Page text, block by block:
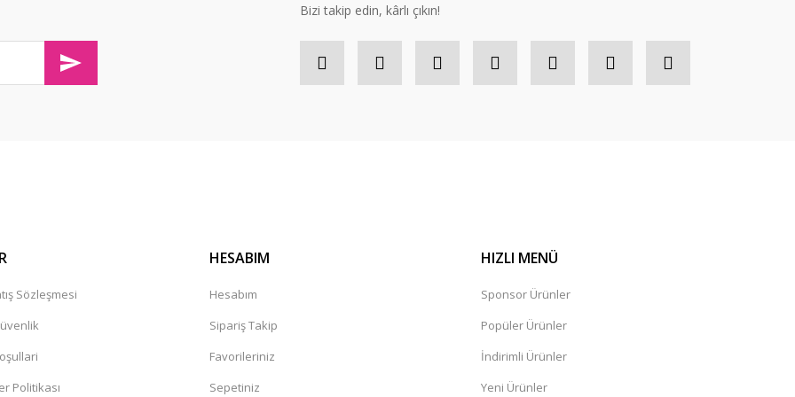
iletişim kurabileceğininiz
Bizi takip edin, kârlı çıkın!
Sözleşmesi
Politikası
HESABIM
Hesabım
Sipariş Takip
Favorileriniz
Sepetiniz
HIZLI MENÜ
Sponsor Ürünler
Popüler Ürünler
İndirimli Ürünler
Yeni Ürünler